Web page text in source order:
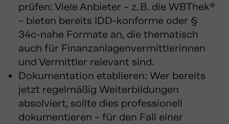
prüfen: Viele Anbieter – z. B. die WBThek®
– bieten bereits IDD-konforme oder §
34c-nahe Formate an, die thematisch
auch für Finanzanlagenvermittlerinnen
und Vermittler relevant sind.
Dokumentation etablieren: Wer bereits
jetzt regelmäßig Weiterbildungen
absolviert, sollte dies professionell
dokumentieren – für den Fall einer